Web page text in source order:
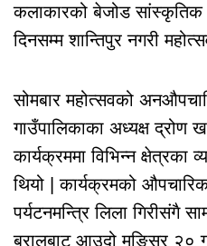
कलाकारको बेजोड
दिनसम्म शान्तिपुर नगरी
सोमबार महोत्सवको
गाउँपालिकाका अध्यक्ष द्रोण
कार्यक्रममा विभिन्न क्षेत्रका
थियो | कार्यक्रमको
पर्यटनमन्त्रि लिला गिरीसंगै
बरालबाट आउदो मङ्सिर २०